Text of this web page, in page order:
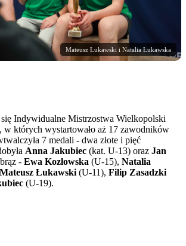
Mateusz Łukawski i Natalia Łukawska
Indywidualne Mistrzostwa Wielkopolski
w których wystartowało aż 17 zawodników
7 medali - dwa złote i pięć
Anna Jakubiec (kat. U-13) oraz Jan
- Ewa Kozłowska (U-15), Natalia
Mateusz Łukawski (U-11), Filip Zasadzki
(U-19).